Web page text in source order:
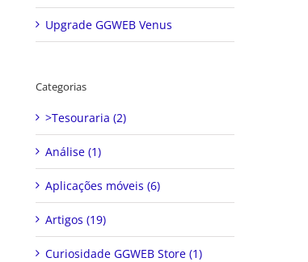
Upgrade GGWEB Venus
Categorias
>Tesouraria (2)
Análise (1)
Aplicações móveis (6)
Artigos (19)
Curiosidade GGWEB Store (1)